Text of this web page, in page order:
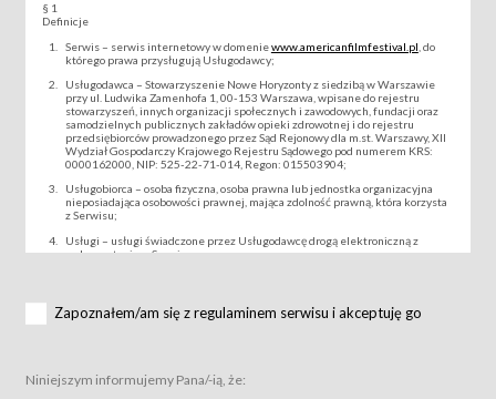
§ 1
Definicje
Serwis – serwis internetowy w domeniewww.americanfilmfestival.pl , do
którego prawa przysługują Usługodawcy;
Usługodawca – Stowarzyszenie Nowe Horyzonty z siedzibą w Warszawie
przy ul. Ludwika Zamenhofa 1, 00-153 Warszawa, wpisane do rejestru
stowarzyszeń, innych organizacji społecznych i zawodowych, fundacji oraz
samodzielnych publicznych zakładów opieki zdrowotnej i do rejestru
przedsiębiorców prowadzonego przez Sąd Rejonowy dla m.st. Warszawy, XII
Wydział Gospodarczy Krajowego Rejestru Sądowego pod numerem KRS:
0000162000, NIP: 525-22-71-014, Regon: 015503904;
Usługobiorca – osoba fizyczna, osoba prawna lub jednostka organizacyjna
nieposiadająca osobowości prawnej, mająca zdolność prawną, która korzysta
z Serwisu;
Usługi – usługi świadczone przez Usługodawcę drogą elektroniczną z
wykorzystaniem Serwisu;
za pośrednictwem Serwisu;
podmiotom z branży mediów i filmowej (Akredytacje);
Zapoznałem/am się z regulaminem serwisu i akceptuję go
Niniejszym informujemy Pana/-ią, że: